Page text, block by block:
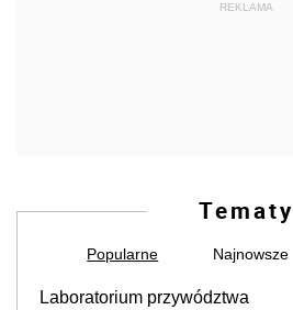
REKLAMA
Tematy
Popularne Najnowsze
Laboratorium przywództwa